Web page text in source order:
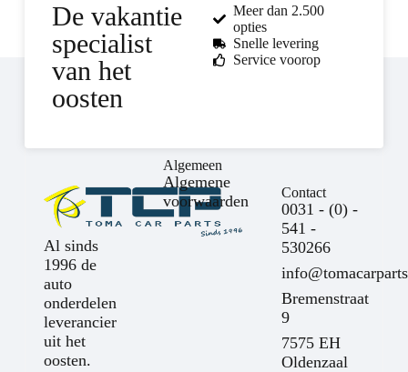
De vakantie
specialist
van het
oosten
Meer dan 2.500
opties
Snelle levering
Service voorop
Al sinds
1996 de
auto
onderdelen
leverancier
uit het
oosten.
Algemeen
Algemene
voorwaarden
Contact
0031 - (0) -
541 -
530266
Bremenstraat
9
7575 EH
Oldenzaal